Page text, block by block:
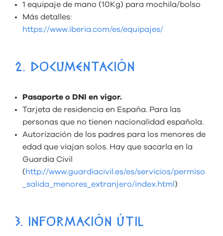
1 equipaje de mano (10Kg) para mochila/bolso
Más detalles:
https://www.iberia.com/es/equipajes/
2. DOCUMENTACIÓN
Pasaporte o DNI en vigor.
Tarjeta de residencia en España. Para las
personas que no tienen nacionalidad española.
Autorización de los padres para los menores de
edad que viajan solos. Hay que sacarla en la
Guardia Civil
(http://www.guardiacivil.es/es/servicios/permiso
_salida_menores_extranjero/index.html )
3. INFORMACIÓN ÚTIL